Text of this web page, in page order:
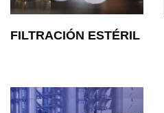
FILTRACIÓN ESTÉRIL